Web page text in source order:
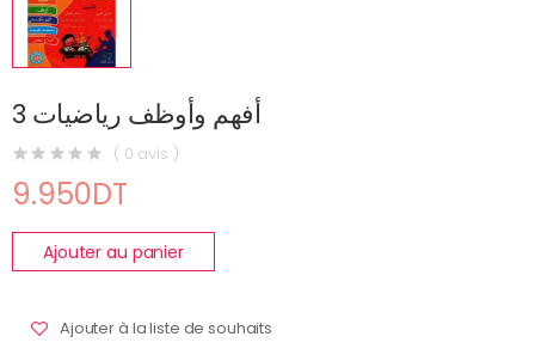
أفهم وأوظف رياضيات 3
( 0 avis )
9.950DT
Ajouter au panier
Ajouter à la liste de souhaits